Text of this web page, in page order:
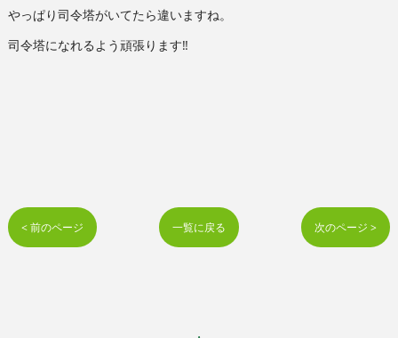
やっぱり司令塔がいてたら違いますね。
司令塔になれるよう頑張ります‼︎
< 前のページ 一覧に戻る 次のページ >